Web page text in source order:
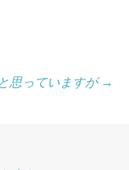
思っていますが →